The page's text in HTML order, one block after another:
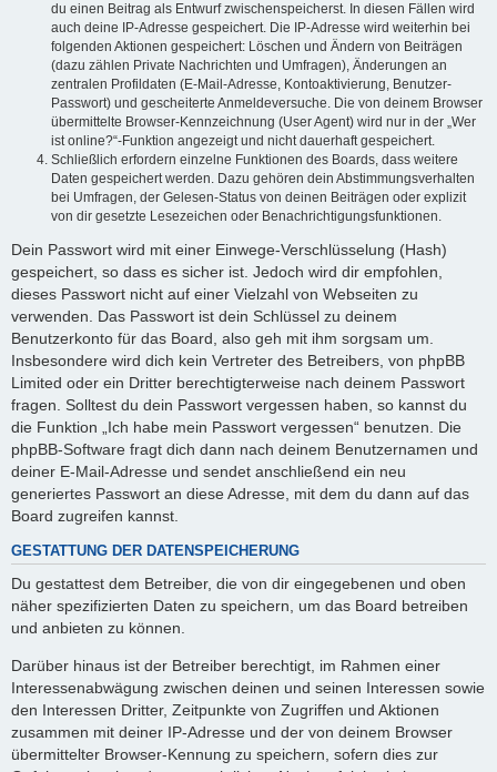
du einen Beitrag als Entwurf zwischenspeicherst. In diesen Fällen wird
auch deine IP-Adresse gespeichert. Die IP-Adresse wird weiterhin bei
folgenden Aktionen gespeichert: Löschen und Ändern von Beiträgen
(dazu zählen Private Nachrichten und Umfragen), Änderungen an
zentralen Profildaten (E-Mail-Adresse, Kontoaktivierung, Benutzer-
Passwort) und gescheiterte Anmeldeversuche. Die von deinem Browser
übermittelte Browser-Kennzeichnung (User Agent) wird nur in der „Wer
ist online?“-Funktion angezeigt und nicht dauerhaft gespeichert.
Schließlich erfordern einzelne Funktionen des Boards, dass weitere
Daten gespeichert werden. Dazu gehören dein Abstimmungsverhalten
bei Umfragen, der Gelesen-Status von deinen Beiträgen oder explizit
von dir gesetzte Lesezeichen oder Benachrichtigungsfunktionen.
Dein Passwort wird mit einer Einwege-Verschlüsselung (Hash)
gespeichert, so dass es sicher ist. Jedoch wird dir empfohlen,
dieses Passwort nicht auf einer Vielzahl von Webseiten zu
verwenden. Das Passwort ist dein Schlüssel zu deinem
Benutzerkonto für das Board, also geh mit ihm sorgsam um.
Insbesondere wird dich kein Vertreter des Betreibers, von phpBB
Limited oder ein Dritter berechtigterweise nach deinem Passwort
fragen. Solltest du dein Passwort vergessen haben, so kannst du
die Funktion „Ich habe mein Passwort vergessen“ benutzen. Die
phpBB-Software fragt dich dann nach deinem Benutzernamen und
deiner E-Mail-Adresse und sendet anschließend ein neu
generiertes Passwort an diese Adresse, mit dem du dann auf das
Board zugreifen kannst.
GESTATTUNG DER DATENSPEICHERUNG
Du gestattest dem Betreiber, die von dir eingegebenen und oben
näher spezifizierten Daten zu speichern, um das Board betreiben
und anbieten zu können.
Darüber hinaus ist der Betreiber berechtigt, im Rahmen einer
Interessenabwägung zwischen deinen und seinen Interessen sowie
den Interessen Dritter, Zeitpunkte von Zugriffen und Aktionen
zusammen mit deiner IP-Adresse und der von deinem Browser
übermittelter Browser-Kennung zu speichern, sofern dies zur